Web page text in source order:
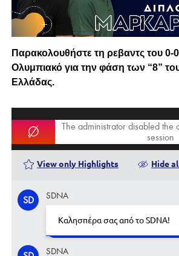
Παρακολουθήστε τη ρεβαντς του 0-
Ολυμπιακό για την φάση των “8”
Ελλάδας.